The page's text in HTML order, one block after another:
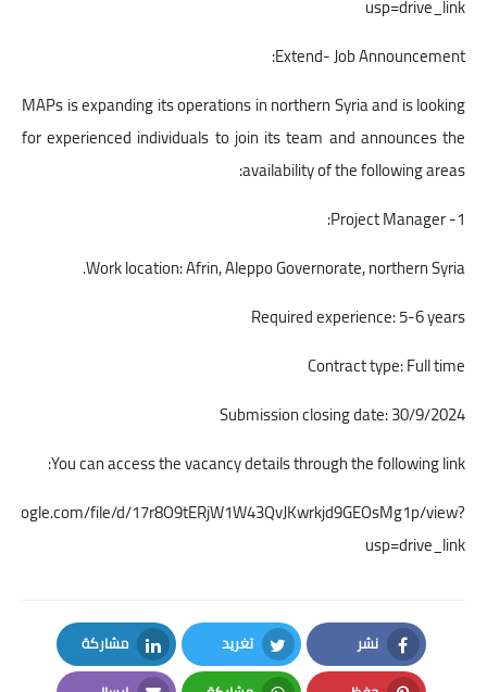
usp=drive_link
Extend- Job Announcement:
MAPs is expanding its operations in northern Syria and is looking
for experienced individuals to join its team and announces the
availability of the following areas:
1- Project Manager:
Work location: Afrin, Aleppo Governorate, northern Syria.
Required experience: 5-6 years
Contract type: Full time
Submission closing date: 30/9/2024
You can access the vacancy details through the following link:
file/d/17r8O9tERjW1W43QvJKwrkjd9GEOsMg1p/view?
usp=drive_link
نشر
Facebook
تغريد
Twitter
مشاركة
LinkedIn